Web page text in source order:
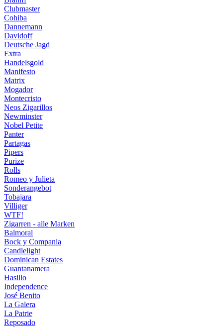
Clubmaster
Cohiba
Dannemann
Davidoff
Deutsche Jagd
Extra
Handelsgold
Manifesto
Matrix
Mogador
Montecristo
Neos Zigarillos
Newminster
Nobel Petite
Panter
Partagas
Pipers
Purize
Rolls
Romeo y Julieta
Sonderangebot
Tobajara
Villiger
WTF!
Zigarren - alle Marken
Balmoral
Bock y Compania
Candlelight
Dominican Estates
Guantanamera
Hasillo
Independence
José Benito
La Galera
La Patrie
Reposado